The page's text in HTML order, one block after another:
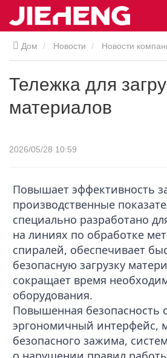
Дом Новости Новости
Тележка для
материалов
2026/05/28 10:59
Повышает эффективность
производственные
специально разработано
на линиях по обработке
спиралей, обеспечивает
безопасную загрузку
сокращает время
оборудования.
Повышенная безопасность
эргономичный интерфейс,
безопасного зажима,